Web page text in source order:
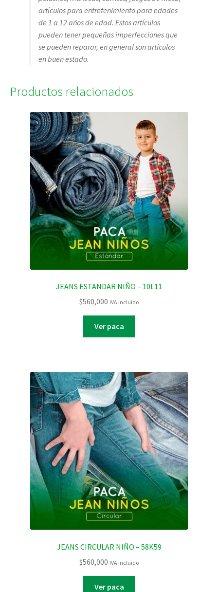
artículos para entretenimiento para edades
de 1 a 12 años de edad. Estos artículos
pueden tener pequeñas imperfecciones que
se pueden reparar, en general son artículos
en buen estado.
Productos relacionados
JEANS ESTANDAR NIÑO – 10L11
$560,000 IVA incluido
Ver paca
JEANS CIRCULAR NIÑO – 58K59
$560,000 IVA incluido
Ver paca